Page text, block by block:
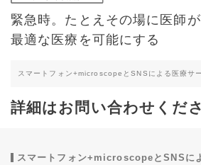
緊急時。たとえその場に医師
最適な医療を可能にする
スマートフォン+microscopeとSNSによる医療サ
詳細はお問い合わせくだ
スマートフォン+microscopeとSNSに